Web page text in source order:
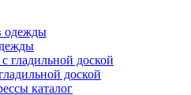
доской